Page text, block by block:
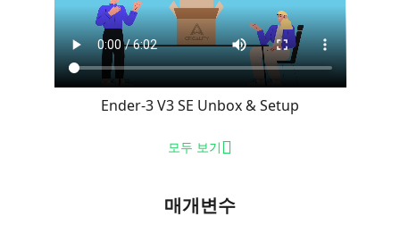
Ender-3 V3 SE Unbox & Setup
모두 보기
매개변수